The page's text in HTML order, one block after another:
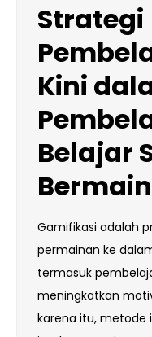
Strategi
Kini
Belajar
Gamifikasi adalah
permainan ke
termasuk
meningkatkan
karena itu, metode